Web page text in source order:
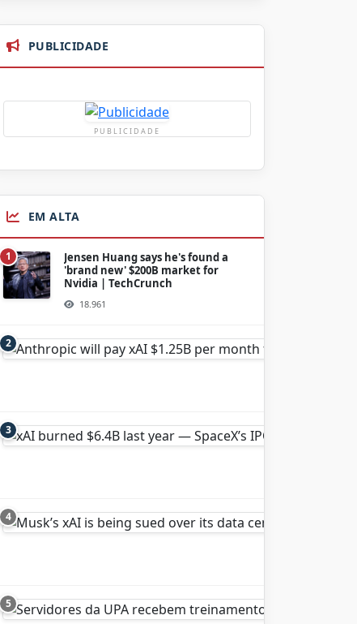
PUBLICIDADE
PUBLICIDADE
EM ALTA
1
Jensen Huang says he's found a
'brand new' $200B market for
Nvidia | TechCrunch
18.961
2
3
4
5